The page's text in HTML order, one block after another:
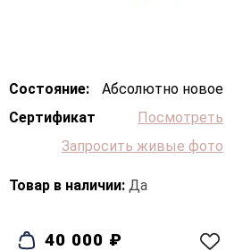
Состояние:
Абсолютно новое
Сертификат
Посмотреть
Запросить живые фото
Товар в наличии: Да
40 000 ₽